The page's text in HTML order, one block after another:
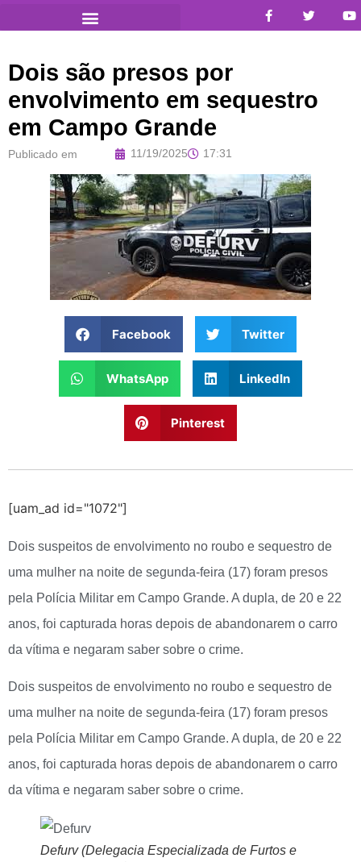
Dois são presos por
envolvimento em sequestro
em Campo Grande
Publicado em 11/19/2025 17:31
Facebook Twitter
WhatsApp LinkedIn
Pinterest
[uam_ad id="1072"]
Dois suspeitos de envolvimento no roubo e sequestro de
uma mulher na noite de segunda-feira (17) foram presos
pela Polícia Militar em Campo Grande. A dupla, de 20 e 22
anos, foi capturada horas depois de abandonarem o carro
da vítima e negaram saber sobre o crime.
Dois suspeitos de envolvimento no roubo e sequestro de
uma mulher na noite de segunda-feira (17) foram presos
pela Polícia Militar em Campo Grande. A dupla, de 20 e 22
anos, foi capturada horas depois de abandonarem o carro
da vítima e negaram saber sobre o crime.
Defurv (Delegacia Especializada de Furtos e